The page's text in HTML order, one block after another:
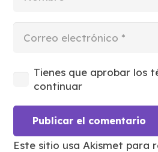
Tienes que aprobar los
continuar
Publicar el comentario
Este sitio usa Akismet para